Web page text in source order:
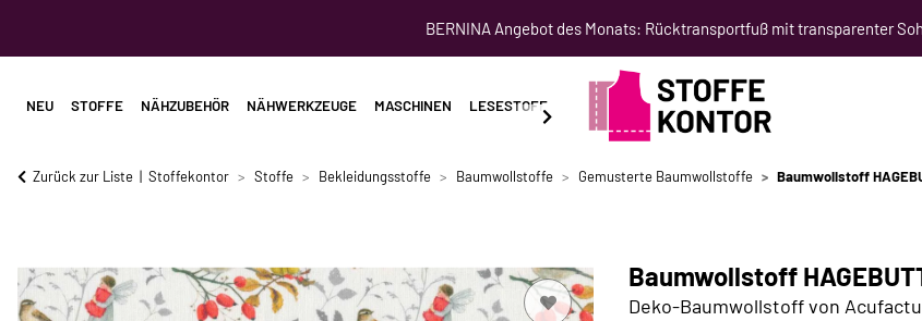
BERNINA Angebot des Monats: Rücktransportfuß mit transparenter
NEU STOFFE NÄHZUBEHÖR NÄHWERKZEUGE MASCHINEN LESESTOFF SCHNITTMUSTER NÄHKURSE
Zurück zur Liste Stoffekontor Stoffe Bekleidungsstoffe Baumwollstoffe Gemusterte Baumwollstoffe Baumwollstoff
Baumwollstoff
Deko-Baumwollstoff von